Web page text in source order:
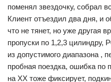
поменял звездочку, собрал
Клиент отъездил два дня, и
что не тянет, но уже другая
пропуски по 1,2,3 цилиндру,
из допустимого диапазона ,
пробная поездка, ошибка по
на ХХ тоже фиксирует,